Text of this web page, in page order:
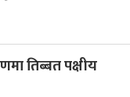
तिब्बत पक्षीय